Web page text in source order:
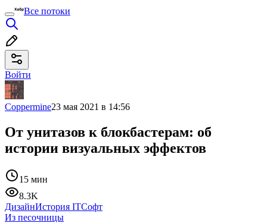
Все потоки
Войти
Coppermine23 мая 2021 в 14:56
От унитазов к блокбастерам: об
истории визуальных эффектов
15 мин
8.3K
ДизайнИстория ITСофт
Из песочницы